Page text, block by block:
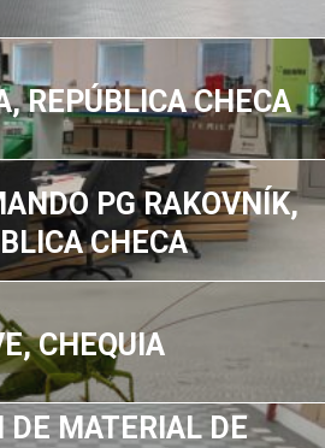
REPÚBLICA CHECA
PG RAKOVNÍK,
CHECA
CHEQUIA
DE MATERIAL DE